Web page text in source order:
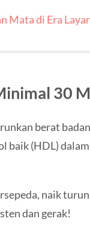
Mata di Era
30
berat
baik (HDL)
naik
dan gerak!